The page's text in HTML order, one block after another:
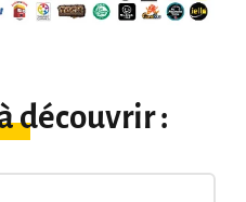
découvrir :